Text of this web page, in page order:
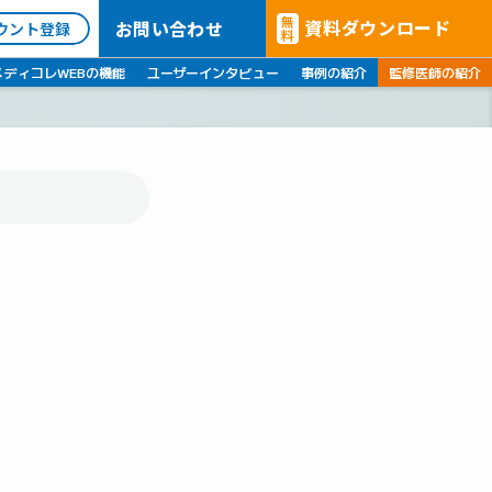
ント登録 お問い合わせ 無
料 資料ダウンロード
ディコレWEBの機能 ユーザーインタビュー 事例の紹介 監修医師の紹介